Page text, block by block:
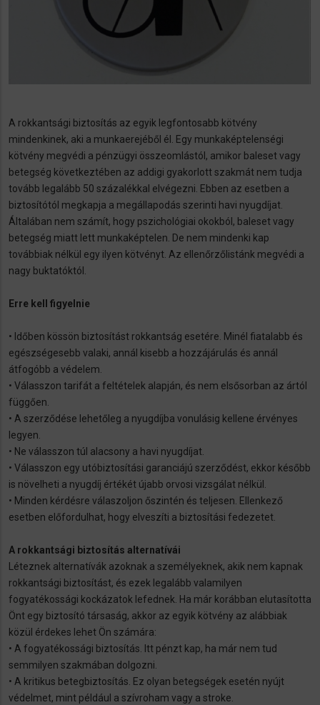
A rokkantsági biztosítás az egyik legfontosabb kötvény
mindenkinek, aki a munkaerejéből él. Egy munkaképtelenségi
kötvény megvédi a pénzügyi összeomlástól, amikor baleset vagy
betegség következtében az addigi gyakorlott szakmát nem tudja
tovább legalább 50 százalékkal elvégezni. Ebben az esetben a
biztosítótól megkapja a megállapodás szerinti havi nyugdíjat.
Általában nem számít, hogy pszichológiai okokból, baleset vagy
betegség miatt lett munkaképtelen. De nem mindenki kap
továbbiak nélkül egy ilyen kötvényt. Az ellenőrzőlistánk megvédi a
nagy buktatóktól.
Erre kell figyelnie
• Időben kössön biztosítást rokkantság esetére. Minél fiatalabb és
egészségesebb valaki, annál kisebb a hozzájárulás és annál
átfogóbb a védelem.
• Válasszon tarifát a feltételek alapján, és nem elsősorban az ártól
függően.
• A szerződése lehetőleg a nyugdíjba vonulásig kellene érvényes
legyen.
• Ne válasszon túl alacsony a havi nyugdíjat.
• Válasszon egy utóbiztosítási garanciájú szerződést, ekkor később
is növelheti a nyugdíj értékét újabb orvosi vizsgálat nélkül.
• Minden kérdésre válaszoljon őszintén és teljesen. Ellenkező
esetben előfordulhat, hogy elveszíti a biztosítási fedezetet.
A rokkantsági biztosítás alternatívái
Léteznek alternatívák azoknak a személyeknek, akik nem kapnak
rokkantsági biztosítást, és ezek legalább valamilyen
fogyatékossági kockázatok lefednek. Ha már korábban elutasította
Önt egy biztosító társaság, akkor az egyik kötvény az alábbiak
közül érdekes lehet Ön számára:
• A fogyatékossági biztosítás. Itt pénzt kap, ha már nem tud
semmilyen szakmában dolgozni.
• A kritikus betegbiztosítás. Ez olyan betegségek esetén nyújt
védelmet, mint például a szívroham vagy a stroke.